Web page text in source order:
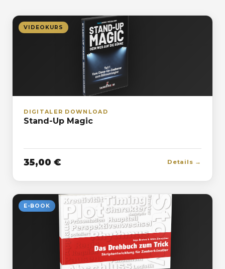
VIDEOKURS
DIGITALER DOWNLOAD
Stand-Up Magic
35,00 € Details →
E-BOOK